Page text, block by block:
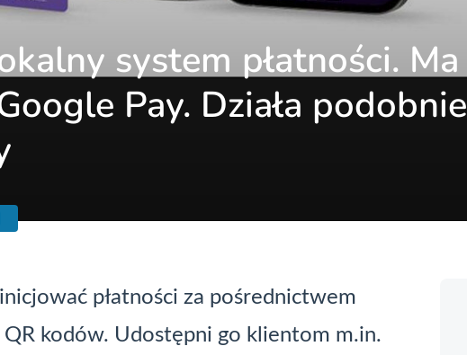
system płatności. Ma
Pay. Działa podobnie
płatności za pośrednictwem
QR kodów. Udostępni go klientom m.in.